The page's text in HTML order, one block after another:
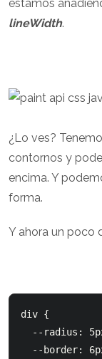
estamos
lineWidth.
¿Lo ves?
contornos y
encima. Y
forma.
Y ahora un poco
div {